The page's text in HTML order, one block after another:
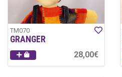
TM070
GRANGER
28,00€